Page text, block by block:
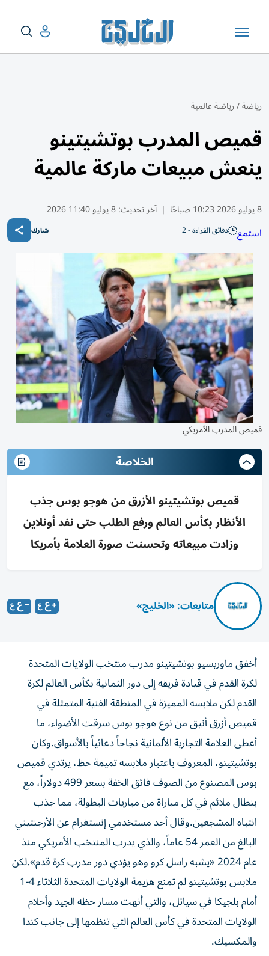
رياضة/رياضة عالمية
قميص المدرب بوتشيتينو
ينعش مبيعات ماركة عالمية
8 يوليو 2026 10:23 صباحًا | آخر تحديث:8 يوليو 11:40 2026
استمع دقائق القراءة - 2 شارك
قميص المدرب الأمريكي
الخلاصة
قميص بوتشيتينو الأزرق من هوجو بوس جذب
الأنظار بكأس العالم ورفع الطلب حتى نفد أونلاين
وزادت مبيعاته وتحسنت صورة العلامة بأمريكا
متابعات: «الخليج»
أخفق ماوريسيو بوتشيتينو مدرب منتخب ‌الولايات المتحدة
لكرة القدم في قيادة فريقه إلى دور الثمانية بكأس العالم لكرة
القدم لكن ملابسه المميزة في المنطقة الفنية المتمثلة في
قميص أزرق أنيق من ‌نوع هوجو بوس سرقت الأضواء، ما
أعطى العلامة التجارية الألمانية ⁠نجاحاً دعائياً بالأسواق.وكان
بوتشيتينو، المعروف باعتبار ملابسه تميمة حظ، يرتدي قميص
بوس المصنوع من الصوف فائق الخفة بسعر 499 دولاراً، مع
بنطال ملائم في كل مباراة من مباريات البطولة، مما جذب
انتباه المشجعين.وقال أحد مستخدمي إنستغرام عن الأرجنتيني
البالغ من العمر 54 عاماً، والذي يدرب المنتخب الأمريكي منذ
عام ​2024 «يشبه راسل كرو وهو يؤدي دور مدرب كرة قدم».لكن
ملابس بوتشيتينو لم ‌تمنع هزيمة الولايات المتحدة الثلاثاء 4-1
أمام بلجيكا في سياتل، والتي أنهت مسار حظه الجيد وأحلام
الولايات المتحدة في كأس العالم التي تنظمها إلى جانب ⁠كندا
والمكسيك.